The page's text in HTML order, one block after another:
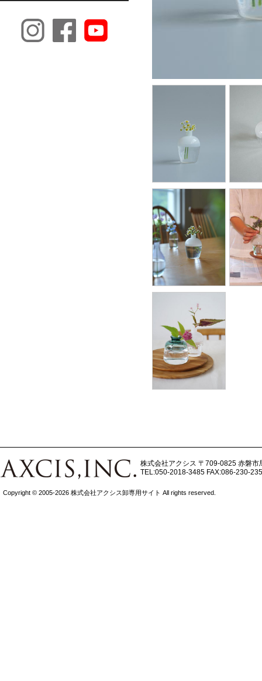
株式会社アクシス 〒709-0825 赤磐市
TEL:050-2018-3485 FAX:086-230-
Copyright © 2005-2026 株式会社アクシス卸専用サイト All rights reserved.